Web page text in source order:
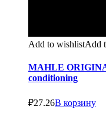
Add to wishlistAdd
MAHLE
conditioning
₽27.26В корзину